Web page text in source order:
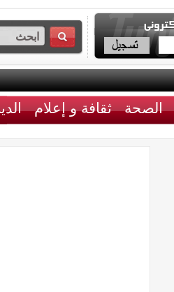
الصحة ثقافة و إعلام